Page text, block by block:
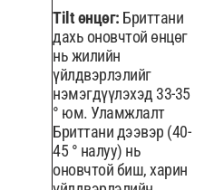
Tilt өнцөг: Бриттани
дахь оновчтой өнцөг
нь жилийн
үйлдвэрлэлийг
нэмэгдүүлэхэд 33-35
° юм. Уламжлалт
Бриттани дээвэр (40-
45 ° налуу) нь
оновчтой биш, харин